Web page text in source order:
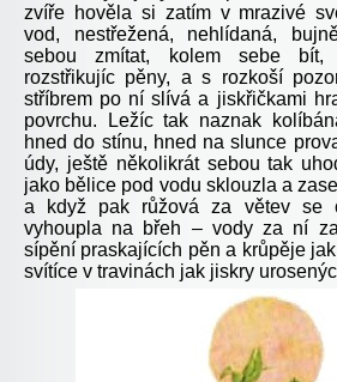
zvíře hověla si zatím v mrazivé
vod, nestřežená, nehlídaná,
sebou zmítat, kolem sebe bít,
rozstřikujíc pěny, a s rozkoší
stříbrem po ní slívá a jiskřičkami
povrchu. Ležíc tak naznak
hned do stínu, hned na slunce
údy, ještě několikrát sebou tak
jako bělice pod vodu sklouzla a
a když pak růžová za větev se
vyhoupla na břeh – vody za ní
sípění praskajících pěn a krůpěje
svítíce v travinách jak jiskry